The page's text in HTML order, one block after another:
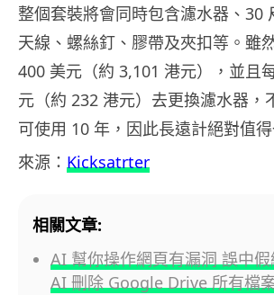
整個套裝將會同時包含濾水器、30
天線、螺絲釘、膠帶及夾扣等。雖
400 美元（約 3,101 港元），並且
元（約 232 港元）去更換濾水器，
可使用 10 年，因此長遠計絕對值得
來源： Kicksatrter
相關文章:
AI 幫你操作網頁有漏洞 誤中
AI 刪除 Google Drive 所有檔